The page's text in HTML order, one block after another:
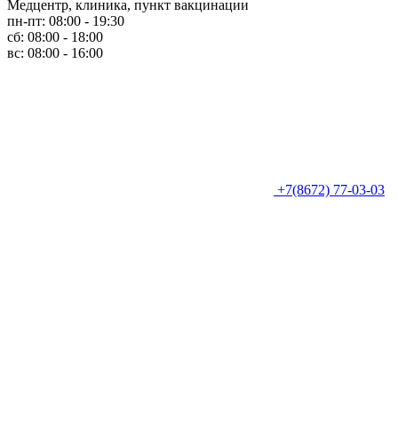
Медцентр, клиника, пункт вакцинации
пн-пт: 08:00 - 19:30
сб: 08:00 - 18:00
вс: 08:00 - 16:00
+7(8672) 77-03-03